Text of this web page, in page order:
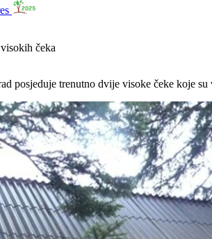
čeka
posjeduje trenutno dvije visoke čeke koje